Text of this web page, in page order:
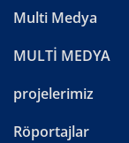
Multi Medya
MULTİ MEDYA
projelerimiz
Röportajlar